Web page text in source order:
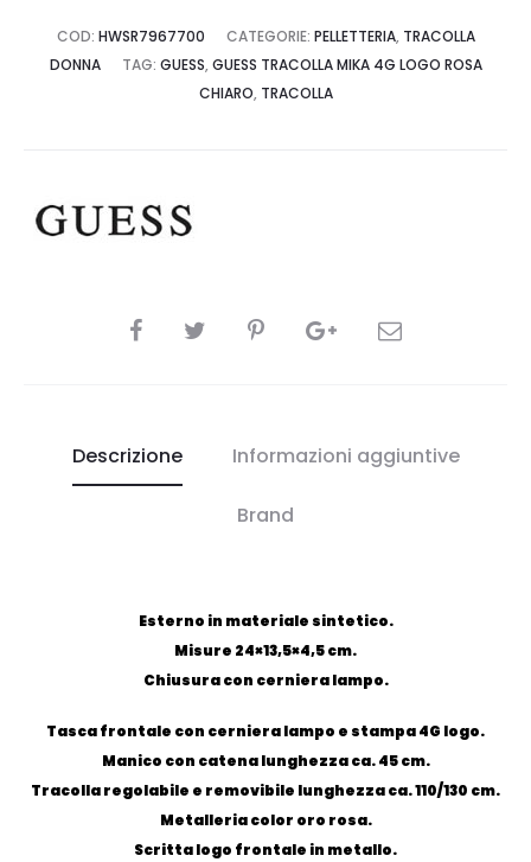
COD: HWSR7967700 CATEGORIE: PELLETTERIA, TRACOLLA
DONNA
TAG: GUESS, GUESS TRACOLLA MIKA 4G LOGO ROSA
CHIARO, TRACOLLA
CONDIVIDI
Descrizione Informazioni aggiuntive
Brand
Esterno in materiale sintetico.
Misure 24×13,5×4,5 cm.
Chiusura con cerniera lampo.
Tasca frontale con cerniera lampo e stampa 4G logo.
Manico con catena lunghezza ca. 45 cm.
Tracolla regolabile e removibile lunghezza ca. 110/130 cm.
Metalleria color oro rosa.
Scritta logo frontale in metallo.